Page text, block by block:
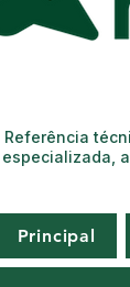
Principal
Referência
especializada,